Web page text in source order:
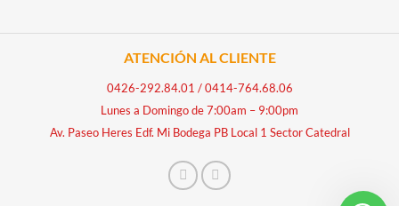
ATENCIÓN AL CLIENTE
0426-292.84.01 /0414-764.68.06
Lunes a Domingo de 7:00am – 9:00pm
Av. Paseo Heres Edf. Mi Bodega PB Local 1 Sector Catedral